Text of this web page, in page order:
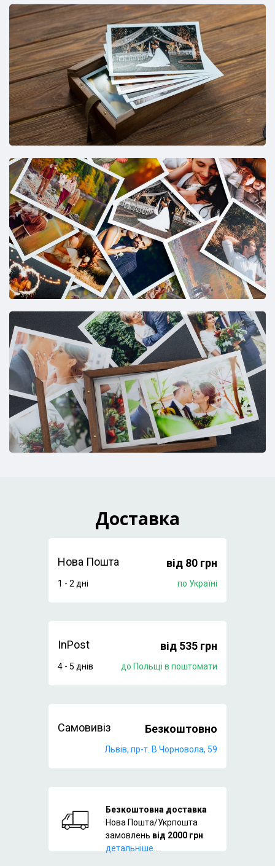
Доставка
Нова Пошта від 80 грн
1 - 2 дні по Україні
InPost від 535 грн
4 - 5 днів до Польщі в поштомати
Самовивіз Безкоштовно
Львів, пр-т. В.Чорновола, 59
Безкоштовна доставка
Нова Пошта/Укрпошта
замовлень від 2000 грн
детальніше...